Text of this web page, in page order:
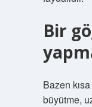
Bir
Bazen
büyütme,